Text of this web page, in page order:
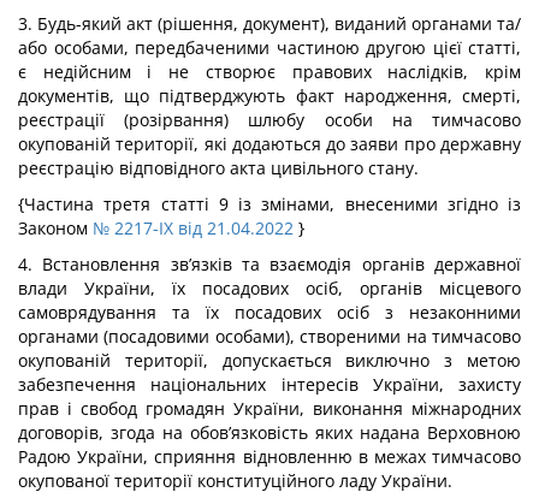
3. Будь-який акт (рішення, документ), виданий органами та/
або особами, передбаченими частиною другою цієї статті,
є недійсним і не створює правових наслідків, крім
документів, що підтверджують факт народження, смерті,
реєстрації (розірвання) шлюбу особи на тимчасово
окупованій території, які додаються до заяви про державну
реєстрацію відповідного акта цивільного стану.
{Частина третя статті 9 із змінами, внесеними згідно із
Законом № 2217-IX від 21.04.2022 }
4. Встановлення зв’язків та взаємодія органів державної
влади України, їх посадових осіб, органів місцевого
самоврядування та їх посадових осіб з незаконними
органами (посадовими особами), створеними на тимчасово
окупованій території, допускається виключно з метою
забезпечення національних інтересів України, захисту
прав і свобод громадян України, виконання міжнародних
договорів, згода на обов’язковість яких надана Верховною
Радою України, сприяння відновленню в межах тимчасово
окупованої території конституційного ладу України.